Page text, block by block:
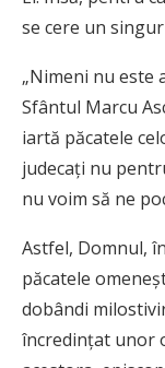
se cere un
„Nimeni nu este
Sfântul Marcu
iartă păcatele
judecați nu
nu voim să ne
Astfel, Domnul,
păcatele
dobândi
încredințat unor